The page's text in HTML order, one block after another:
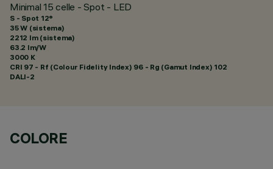
Minimal 15 celle - Spot - LED
S - Spot 12°
35 W (sistema)
2212 lm (sistema)
63.2 lm/W
3000 K
CRI 97 - Rf (Colour Fidelity Index) 96 - Rg (Gamut Index) 102
DALI-2
COLORE